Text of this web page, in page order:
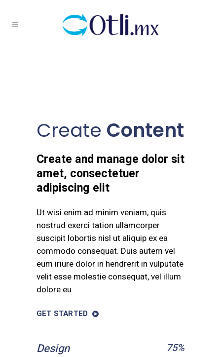
Create Content
Create and manage dolor sit
amet, consectetuer
adipiscing elit
Ut wisi enim ad minim veniam, quis
nostrud exerci tation ullamcorper
suscipit lobortis nisl ut aliquip ex ea
commodo consequat. Duis autem vel
eum iriure dolor in hendrerit in vulputate
velit esse molestie consequat, vel illum
dolore eu
GET STARTED
Design 75%